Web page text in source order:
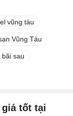
vũng tàu
Vũng Tàu
bãi sau
giá tốt tại